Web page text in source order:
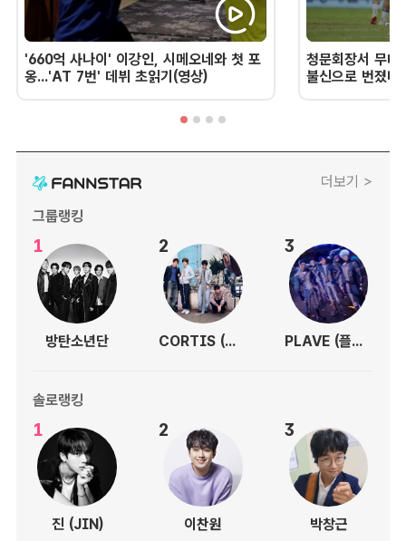
'660억 사나이' 이강인, 시메오네와 첫 포
옹...'AT 7번' 데뷔 초읽기(영상)
청문회장서 무너
불신으로 번졌
더보기 >
그룹랭킹
1
방탄소년단
2
CORTIS (코르티스)
3
PLAVE (플레이브)
솔로랭킹
1
진 (JIN)
2
이찬원
3
박창근